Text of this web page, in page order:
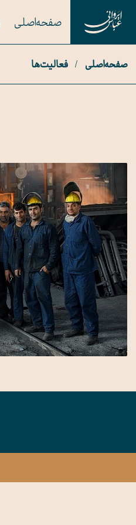
صفحه اصلی
صفحه اصلی / فعالیت‌ها